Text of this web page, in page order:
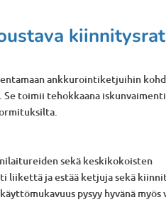
ankkurointiketjuihin
toimii tehokkaana
sekä keskikokoisten
liikettä ja estää ketjuja sekä
pysyy hyvänä myös